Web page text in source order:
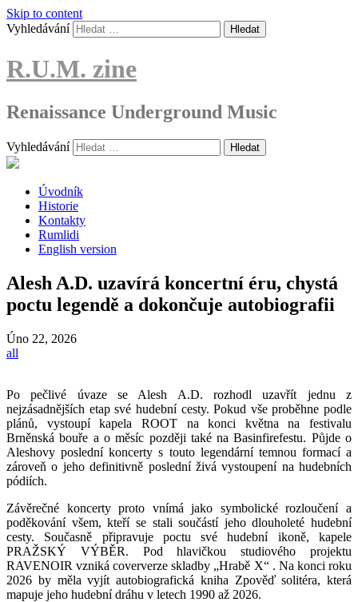
Skip to content
Vyhledávání
R.U.M. zine
Renaissance Underground Music
Vyhledávání
Úvodník
Historie
Kontakty
Rumlidi
English version
Alesh A.D. uzavírá koncertní éru, chystá
poctu legendě a dokončuje autobiografii
Úno 22, 2026
all
Po pečlivé úvaze se Alesh A.D. rozhodl uzavřít jednu z
nejzásadnějších etap své hudební cesty. Pokud vše proběhne podle
plánů, vystoupí kapela ROOT na konci května na festivalu
Brněnská bouře a o měsíc později také na Basinfirefestu. Půjde o
Aleshovy poslední koncerty s touto legendární temnou formací a
zároveň o jeho definitivně poslední živá vystoupení na hudebních
pódiích.
Závěrečné koncerty proto vnímá jako symbolické rozloučení a
poděkování všem, kteří se stali součástí jeho dlouholeté hudební
cesty. Současně připravuje poctu své hudební ikoně, kapele
PRAŽSKÝ VÝBĚR. Pod hlavičkou studiového projektu
RAVENOIR vzniká coververze skladby „Hrabě X“ . Na konci roku
2026 by měla vyjít autobiografická kniha Zpověď solitéra, která
mapuje jeho hudební dráhu v letech 1990 až 2026.